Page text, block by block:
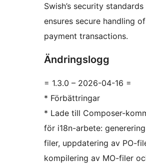
Swish’s security standards
ensures secure handling of
payment transactions.
Ändringslogg
= 1.3.0 – 2026-04-16 =
* Förbättringar
* Lade till Composer-
för i18n-arbete:
filer, uppdatering av PO-
kompilering av MO-filer